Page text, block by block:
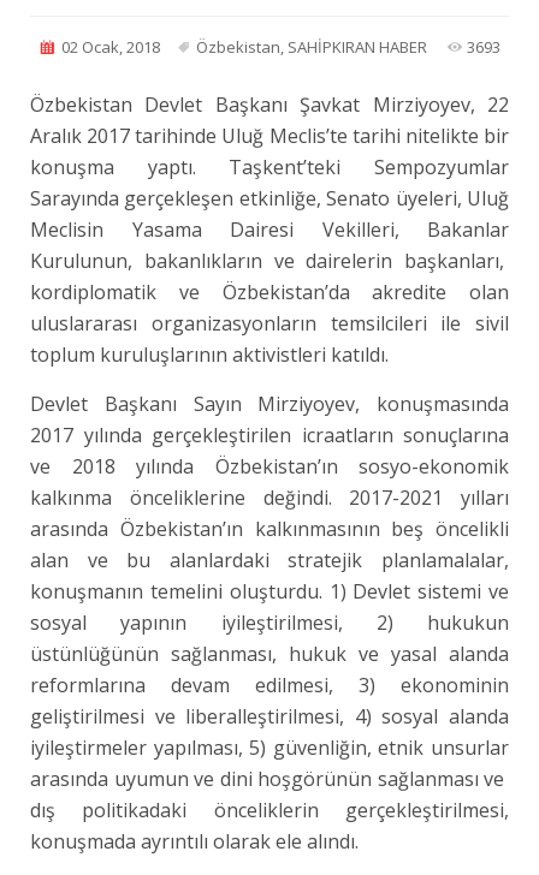
02 Ocak, 2018 Özbekistan SAHİPKIRAN HABER 3693
Özbekistan Devlet Başkanı Şavkat Mirziyoyev, 22
Aralık 2017 tarihinde Uluğ Meclis’te tarihi nitelikte bir
konuşma yaptı. Taşkent’teki Sempozyumlar
Sarayında gerçekleşen etkinliğe, Senato üyeleri, Uluğ
Meclisin Yasama Dairesi Vekilleri, Bakanlar
Kurulunun, bakanlıkların ve dairelerin başkanları,
kordiplomatik ve Özbekistan’da akredite olan
uluslararası organizasyonların temsilcileri ile sivil
toplum kuruluşlarının aktivistleri katıldı.
Devlet Başkanı Sayın Mirziyoyev, konuşmasında
2017 yılında gerçekleştirilen icraatların sonuçlarına
ve 2018 yılında Özbekistan’ın sosyo-ekonomik
kalkınma önceliklerine değindi. 2017-2021 yılları
arasında Özbekistan’ın kalkınmasının beş öncelikli
alan ve bu alanlardaki stratejik planlamalalar,
konuşmanın temelini oluşturdu. 1) Devlet sistemi ve
sosyal yapının iyileştirilmesi, 2) hukukun
üstünlüğünün sağlanması, hukuk ve yasal alanda
reformlarına devam edilmesi, 3) ekonominin
geliştirilmesi ve liberalleştirilmesi, 4) sosyal alanda
iyileştirmeler yapılması, 5) güvenliğin, etnik unsurlar
arasında uyumun ve dini hoşgörünün sağlanması ve
dış politikadaki önceliklerin gerçekleştirilmesi,
konuşmada ayrıntılı olarak ele alındı.